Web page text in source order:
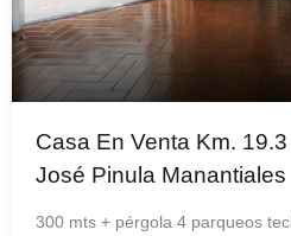
Casa En Venta Km.
José Pinula Manantiales
300 mts + pérgola 4 parqueos